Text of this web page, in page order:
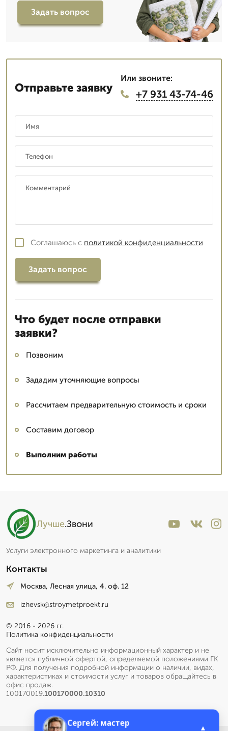
Задать вопрос
Отправьте заявку
Или звоните:
+7 931 43-74-46
Соглашаюсь с политикой конфиденциальности
Задать вопрос
Что будет после отправки
заявки?
Позвоним
Зададим уточняющие вопросы
Рассчитаем предварительную стоимость и сроки
Составим договор
Выполним работы
Лучше.Звони
Услуги электронного маркетинга и аналитики
Контакты
Москва, Лесная улица, 4. оф. 12
izhevsk@stroymetproekt.ru
© 2016 - 2026 гг.
Политика конфиденциальности
Сайт носит исключительно информационный характер и не
является публичной офертой, определяемой положениями ГК
РФ. Для получения подробной информации о наличии, видах,
характеристиках и стоимости услуг и товаров обращайтесь в
офис продаж.
100170019.100170000.10310
Сергей: мастер ▲